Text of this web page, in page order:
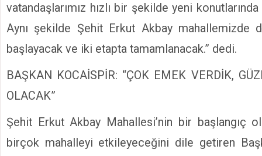
vatandaşlarımız hızlı bir şekilde yeni
Aynı şekilde Şehit Erkut Akbay mahallemizde
başlayacak ve iki etapta tamamlanacak.” dedi.
BAŞKAN KOCAİSPİR: “ÇOK EMEK VERDİK,
OLACAK”
Şehit Erkut Akbay Mahallesi’nin bir başlangıç
birçok mahalleyi etkileyeceğini dile getiren